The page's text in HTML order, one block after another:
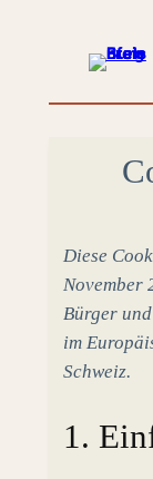
Diese
November
Bürger
im
Schweiz.
1.